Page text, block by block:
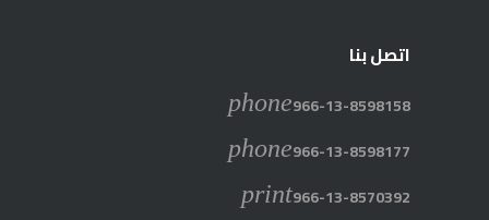
اتصل بنا
phone966-13-8598158
phone966-13-8598177
print966-13-8570392